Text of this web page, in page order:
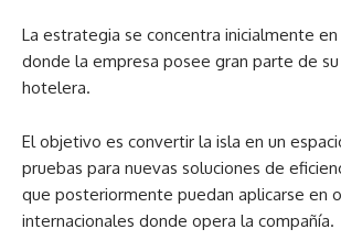
La estrategia se concentra inicialmente en
donde la empresa posee gran parte de su
hotelera.
El objetivo es convertir la isla en un
pruebas para nuevas soluciones de
que posteriormente puedan aplicarse en
internacionales donde opera la compañía.